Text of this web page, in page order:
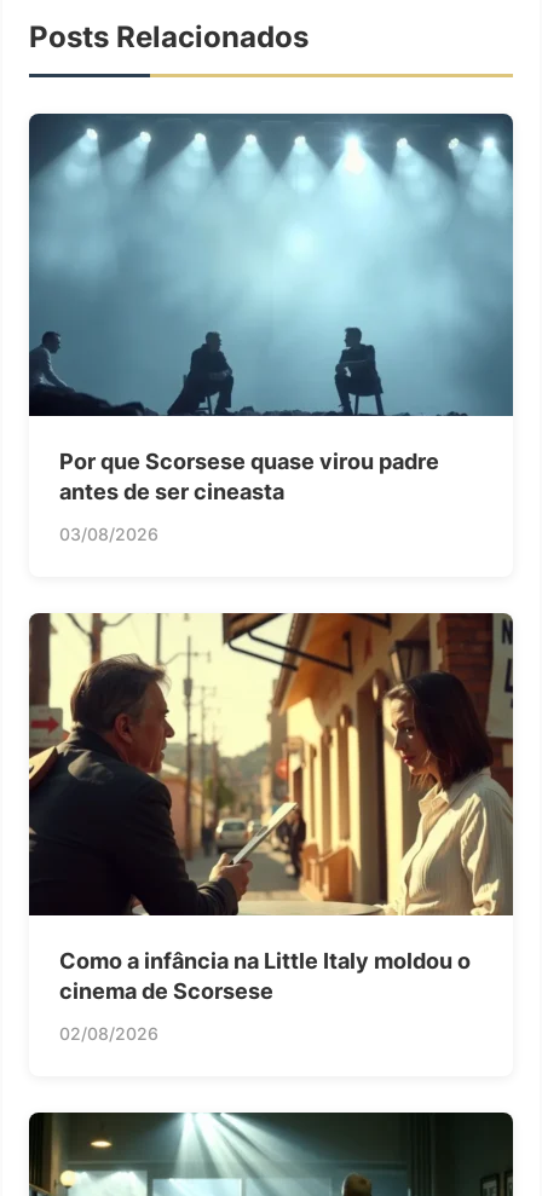
Posts Relacionados
Por que Scorsese quase virou padre
antes de ser cineasta
03/08/2026
Como a infância na Little Italy moldou o
cinema de Scorsese
02/08/2026